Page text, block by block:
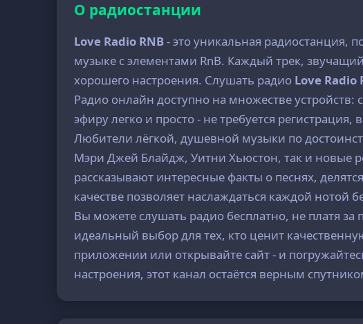
О радиостанции
Love Radio RNB- это уникальная радиостанция,
музыке с элементами RnB. Каждый трек,
хорошего настроения. Слушать радио Love Radio
Радио онлайн доступно на множестве
эфиру легко и просто - не требуется регистрация,
Любители лёгкой, душевной музыки по
Мэри Джей Блайдж, Уитни Хьюстон, так и новые
рассказывают интересные факты о песнях,
качестве позволяет наслаждаться каждой нотой
Вы можете слушать радио бесплатно, не платя
идеальный выбор для тех, кто ценит
приложении или открывайте сайт - и
настроения, этот канал остаётся верным